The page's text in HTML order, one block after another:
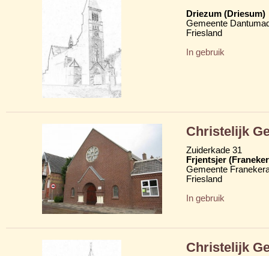
Driezum (Driesum)
Gemeente
Friesland
In gebruik
Christelijk
Zuiderkade 31
Frjentsjer
Gemeente
Friesland
In gebruik
Christelijk